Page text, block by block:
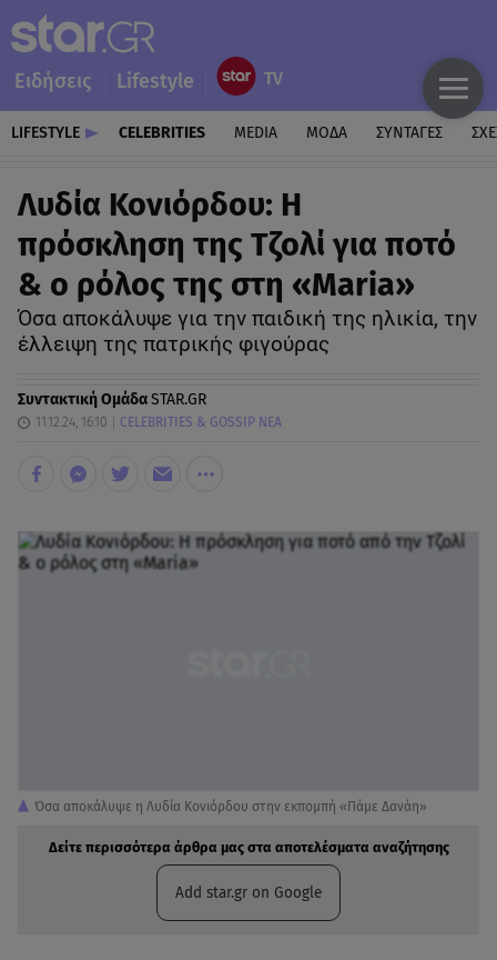
Ειδήσεις Lifestyle
LIFESTYLE CELEBRITIES MEDIA ΜΟΔΑ ΣΥΝΤΑΓΕΣ
Λυδία Κονιόρδου: Η
πρόσκληση της Τζολί για ποτό
& ο ρόλος της στη «Maria»
Όσα αποκάλυψε για την παιδική της ηλικία, την
έλλειψη της πατρικής φιγούρας
Συντακτική ΟμάδαSTAR.GR
11.12.24, 16:10 CELEBRITIES & GOSSIP ΝΕΑ
Όσα αποκάλυψε η Λυδία Κονιόρδου στην εκπομπή «Πάμε Δανάη»
Δείτε περισσότερα άρθρα μας στα αποτελέσματα αναζήτησης
Add star.gr on Google